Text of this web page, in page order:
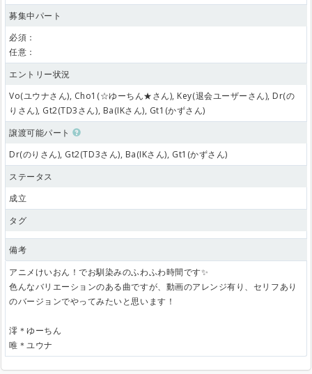
募集中パート
必須：
任意：
エントリー状況
Vo(ユウナさん), Cho1(☆ゆーちん★さん), Key(退会ユーザーさん), Dr(の
りさん), Gt2(TD3さん), Ba(IKさん), Gt1(かずさん)
譲渡可能パート
Dr(のりさん), Gt2(TD3さん), Ba(IKさん), Gt1(かずさん)
ステータス
成立
タグ
備考
アニメけいおん！でお馴染みのふわふわ時間です✨
色んなバリエーションのある曲ですが、動画のアレンジ有り、セリフあり
のバージョンでやってみたいと思います！
澪＊ゆーちん
唯＊ユウナ